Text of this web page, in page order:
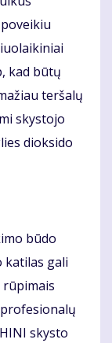
kad būtų
teršalų
skystojo
dioksido
būdo
katilas gali
rūpimais
skysto